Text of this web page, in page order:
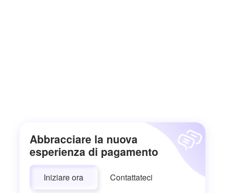
Abbracciare la nuova
esperienza di pagamento
Iniziare ora Contattateci